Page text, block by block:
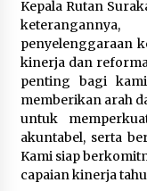
Kepala Rutan
penyelenggaraan
kinerja dan
penting bagi
memberikan arah
untuk
akuntabel, serta
Kami siap
capaian kinerja